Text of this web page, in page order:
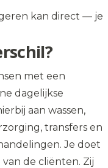
kan direct — je
met een
dagelijkse
aan wassen,
transfers en
Je doet
de cliënten. Zij